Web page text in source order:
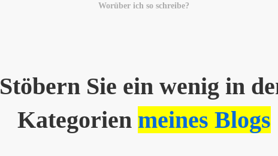
Worüber ich so schreibe?
Stöbern Sie ein wenig in
Kategorien meines Blogs